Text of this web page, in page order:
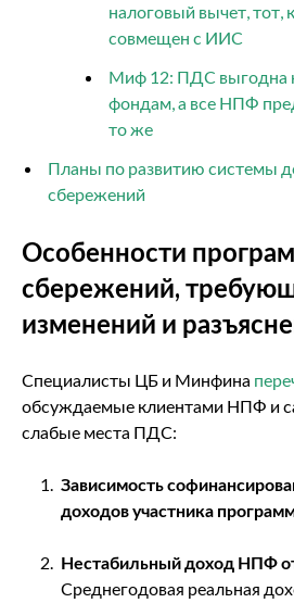
налоговый вычет, тот,
совмещен с ИИС
Миф 12: ПДС выгодна
фондам, а все НПФ
то же
Планы по развитию системы
сбережений
Особенности
сбережений,
изменений и
Специалисты ЦБ и Минфина
обсуждаемые клиентами НПФ и
слабые места ПДС:
Зависимость
доходовучастника
Нестабильный доход НПФ
Среднегодовая реальная